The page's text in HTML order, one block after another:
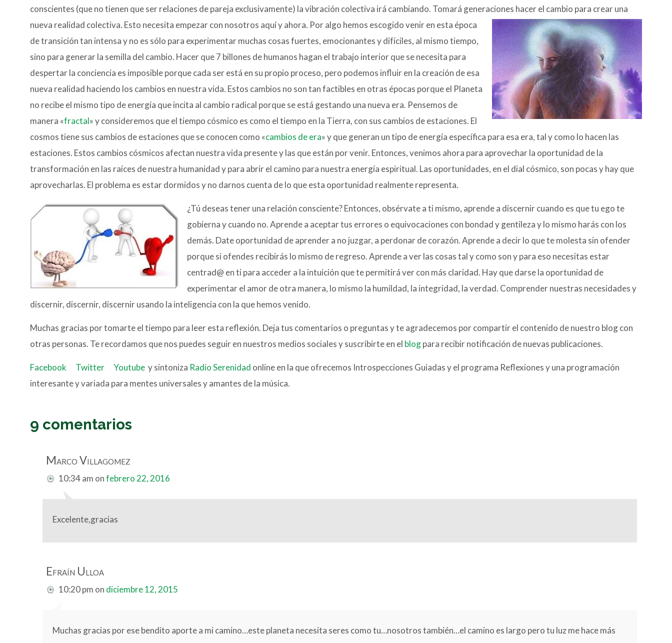
conscientes (que no tienen que ser relaciones de pareja exclusivamente) la vibración colectiva irá cambiando. Tomará generaciones hacer el cambio para crear una
nueva realidad colectiva. Esto necesita empezar con nosotros aquí y ahora. Por algo hemos escogido venir en esta época
de transición tan intensa y no es sólo para experimentar muchas cosas fuertes, emocionantes y difíciles, al mismo tiempo,
sino para generar la semilla del cambio. Hacer que 7 billones de humanos hagan el trabajo interior que se necesita para
despertar la conciencia es imposible porque cada ser está en su propio proceso, pero podemos influir en la creación de esa
nueva realidad haciendo los cambios en nuestra vida. Estos cambios no son tan factibles en otras épocas porque el Planeta
no recibe el mismo tipo de energía que incita al cambio radical porque se está gestando una nueva era. Pensemos de
manera «fractal» y consideremos que el tiempo cósmico es como el tiempo en la Tierra, con sus cambios de estaciones. El
cosmos tiene sus cambios de estaciones que se conocen como «cambios de era» y que generan un tipo de energía específica para esa era, tal y como lo hacen las
estaciones. Estos cambios cósmicos afectan nuestra vida presente y las que están por venir. Entonces, venimos ahora para aprovechar la oportunidad de la
transformación en las raíces de nuestra humanidad y para abrir el camino para nuestra energía espiritual. Las oportunidades, en el dial cósmico, son pocas y hay que
aprovecharlas. El problema es estar dormidos y no darnos cuenta de lo que esta oportunidad realmente representa.
¿Tú deseas tener una relación consciente? Entonces, obsérvate a ti mismo, aprende a discernir cuando es que tu ego te
gobierna y cuando no. Aprende a aceptar tus errores o equivocaciones con bondad y gentileza y lo mismo harás con los
demás. Date oportunidad de aprender a no juzgar, a perdonar de corazón. Aprende a decir lo que te molesta sin ofender
porque si ofendes recibirás lo mismo de regreso. Aprende a ver las cosas tal y como son y para eso necesitas estar
centrad@ en ti para acceder a la intuición que te permitirá ver con más claridad. Hay que darse la oportunidad de
experimentar el amor de otra manera, lo mismo la humildad, la integridad, la verdad. Comprender nuestras necesidades y
discernir, discernir, discernir usando la inteligencia con la que hemos venido.
Muchas gracias por tomarte el tiempo para leer esta reflexión. Deja tus comentarios o preguntas y te agradecemos por compartir el contenido de nuestro blog con
otras personas. Te recordamos que nos puedes seguir en nuestros medios sociales y suscribirte en el blogpara recibir notificación de nuevas publicaciones.
Facebook Twitter Youtube y sintoniza Radio Serenidad online en la que ofrecemos Introspecciones Guiadas y el programa Reflexiones y una programación
interesante y variada para mentes universales y amantes de la música.
9 comentarios
Marco Villagomez
10:34 am onfebrero 22, 2016
Excelente,gracias
Efraín Ulloa
10:20 pm on diciembre 12, 2015
Muchas gracias por ese bendito aporte a mi camino…este planeta necesita seres como tu…nosotros también…el camino es largo pero tu luz me hace más